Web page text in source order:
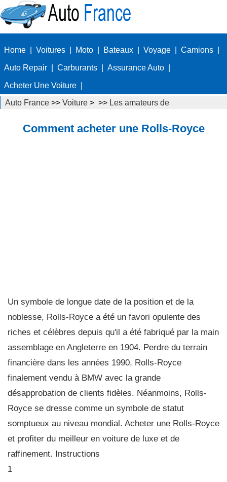
Home Voitures Moto Bateaux Voyage Camions
Auto Repair Carburants Assurance Auto
Acheter Une Voiture
Auto France >> Voiture > >> Les amateurs de
Comment acheter une Rolls-Royce
Un symbole de longue date de la position et de la
noblesse, Rolls-Royce a été un favori opulente des
riches et célèbres depuis qu'il a été fabriqué par la main
assemblage en Angleterre en 1904. Perdre du terrain
financière dans les années 1990, Rolls-Royce
finalement vendu à BMW avec la grande
désapprobation de clients fidèles. Néanmoins, Rolls-
Royce se dresse comme un symbole de statut
somptueux au niveau mondial. Acheter une Rolls-Royce
et profiter du meilleur en voiture de luxe et de
raffinement. Instructions
1